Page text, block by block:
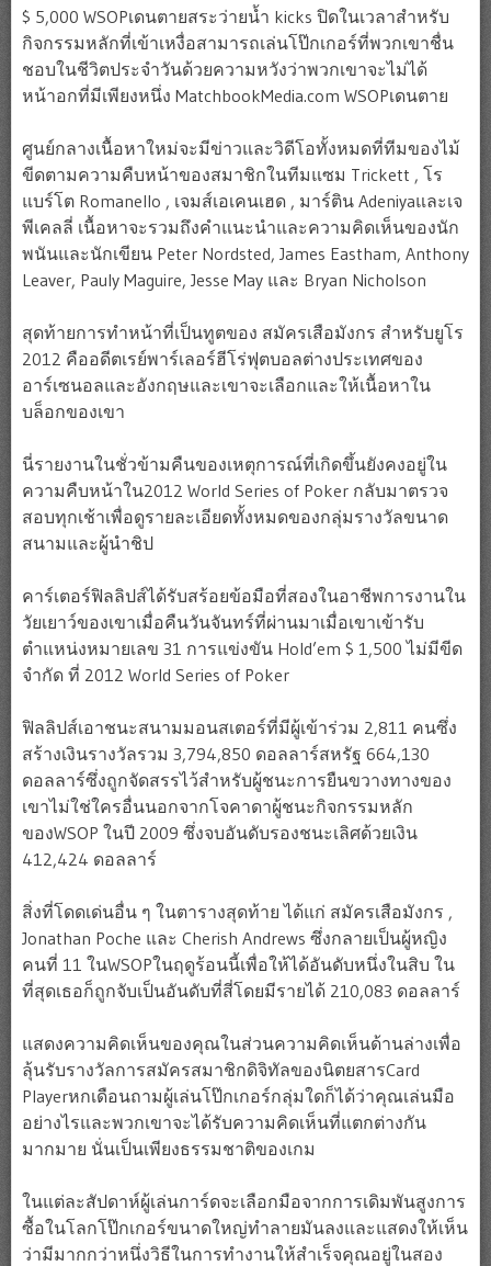
$ 5,000 WSOPเดนตายสระว่ายน้ำ kicks ปิดในเวลาสำหรับ
กิจกรรมหลักที่เข้าเหงื่อสามารถเล่นโป๊กเกอร์ที่พวกเขาชื่น
ชอบในชีวิตประจำวันด้วยความหวังว่าพวกเขาจะไม่ได้
หน้าอกที่มีเพียงหนึ่ง MatchbookMedia.com WSOPเดนตาย
ศูนย์กลางเนื้อหาใหม่จะมีข่าวและวิดีโอทั้งหมดที่ทีมของไม้
ขีดตามความคืบหน้าของสมาชิกในทีมแซม Trickett , โร
แบร์โต Romanello , เจมส์เอเคนเฮด , มาร์ติน Adeniyaและเจ
พีเคลลี่ เนื้อหาจะรวมถึงคำแนะนำและความคิดเห็นของนัก
พนันและนักเขียน Peter Nordsted, James Eastham, Anthony
Leaver, Pauly Maguire, Jesse May และ Bryan Nicholson
สุดท้ายการทำหน้าที่เป็นทูตของ สมัครเสือมังกร สำหรับยูโร
2012 คืออดีตเรย์พาร์เลอร์ฮีโร่ฟุตบอลต่างประเทศของ
อาร์เซนอลและอังกฤษและเขาจะเลือกและให้เนื้อหาใน
บล็อกของเขา
นี่รายงานในชั่วข้ามคืนของเหตุการณ์ที่เกิดขึ้นยังคงอยู่ใน
ความคืบหน้าใน2012 World Series of Poker กลับมาตรวจ
สอบทุกเช้าเพื่อดูรายละเอียดทั้งหมดของกลุ่มรางวัลขนาด
สนามและผู้นำชิป
คาร์เตอร์ฟิลลิปส์ได้รับสร้อยข้อมือที่สองในอาชีพการงานใน
วัยเยาว์ของเขาเมื่อคืนวันจันทร์ที่ผ่านมาเมื่อเขาเข้ารับ
ตำแหน่งหมายเลข 31 การแข่งขัน Hold’em $ 1,500 ไม่มีขีด
จำกัด ที่ 2012 World Series of Poker
ฟิลลิปส์เอาชนะสนามมอนสเตอร์ที่มีผู้เข้าร่วม 2,811 คนซึ่ง
สร้างเงินรางวัลรวม 3,794,850 ดอลลาร์สหรัฐ 664,130
ดอลลาร์ซึ่งถูกจัดสรรไว้สำหรับผู้ชนะการยืนขวางทางของ
เขาไม่ใช่ใครอื่นนอกจากโจคาดาผู้ชนะกิจกรรมหลัก
ของWSOP ในปี 2009 ซึ่งจบอันดับรองชนะเลิศด้วยเงิน
412,424 ดอลลาร์
สิ่งที่โดดเด่นอื่น ๆ ในตารางสุดท้าย ได้แก่ สมัครเสือมังกร ,
Jonathan Poche และ Cherish Andrews ซึ่งกลายเป็นผู้หญิง
คนที่ 11 ในWSOPในฤดูร้อนนี้เพื่อให้ได้อันดับหนึ่งในสิบ ใน
ที่สุดเธอก็ถูกจับเป็นอันดับที่สี่โดยมีรายได้ 210,083 ดอลลาร์
แสดงความคิดเห็นของคุณในส่วนความคิดเห็นด้านล่างเพื่อ
ลุ้นรับรางวัลการสมัครสมาชิกดิจิทัลของนิตยสารCard
Playerหกเดือนถามผู้เล่นโป๊กเกอร์กลุ่มใดก็ได้ว่าคุณเล่นมือ
อย่างไรและพวกเขาจะได้รับความคิดเห็นที่แตกต่างกัน
มากมาย นั่นเป็นเพียงธรรมชาติของเกม
ในแต่ละสัปดาห์ผู้เล่นการ์ดจะเลือกมือจากการเดิมพันสูงการ
ซื้อในโลกโป๊กเกอร์ขนาดใหญ่ทำลายมันลงและแสดงให้เห็น
ว่ามีมากกว่าหนึ่งวิธีในการทำงานให้สำเร็จคุณอยู่ในสอง